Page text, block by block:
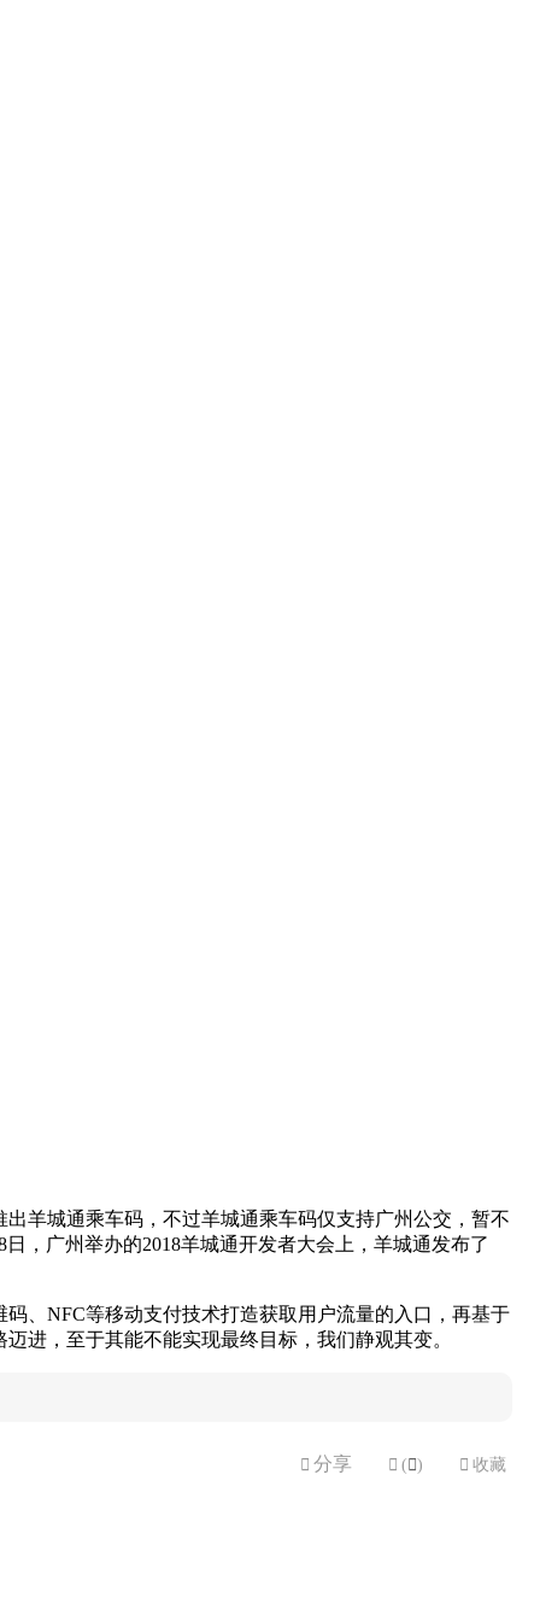
羊城通乘车码，不过羊城通乘车码仅支持广州公交，暂不
，广州举办的2018羊城通开发者大会上，羊城通发布了
、NFC等移动支付技术打造获取用户流量的入口，再基于
进，至于其能不能实现最终目标，我们静观其变。
 分享  ( )  收藏